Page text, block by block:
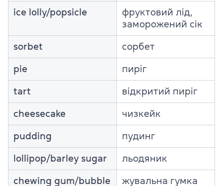
ice lolly/popsicle
фруктовий лід,
заморожений сік
sorbet сорбет
pie пиріг
tart відкритий пиріг
cheesecake чизкейк
pudding пудинг
lollipop/barley sugar льодяник
chewing gum/bubble
жувальна гумка